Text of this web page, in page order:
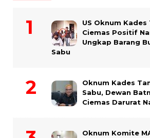
US Oknum Kades
Ciemas Positif
Ungkap Barang
Sabu
Oknum Kades
Sabu, Dewan
Ciemas Darurat
Oknum Komite